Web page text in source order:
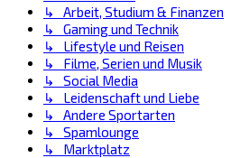
↳ Arbeit, Studium & Finanzen
↳ Gaming und Technik
↳ Lifestyle und Reisen
↳ Filme, Serien und Musik
↳ Social Media
↳ Leidenschaft und Liebe
↳ Andere Sportarten
↳ Spamlounge
↳ Marktplatz